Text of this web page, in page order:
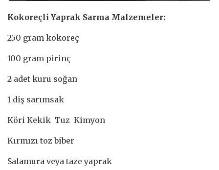
Kokoreçli Yaprak Sarma Malzemeler:
250 gram kokoreç
100 gram pirinç
2 adet kuru soğan
1 diş sarımsak
Köri Kekik Tuz Kimyon
Kırmızı toz biber
Salamura veya taze yaprak